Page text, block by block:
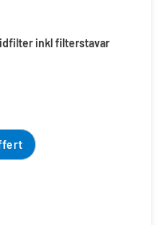
inkl filterstavar